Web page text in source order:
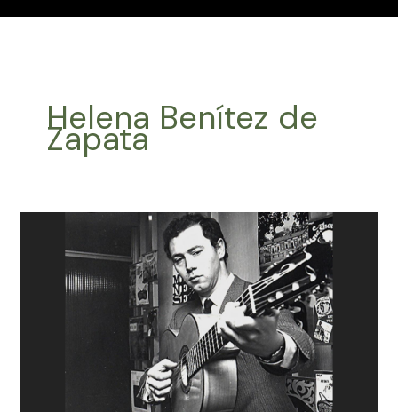
Helena Benítez de
Zapata
Latinoamericana